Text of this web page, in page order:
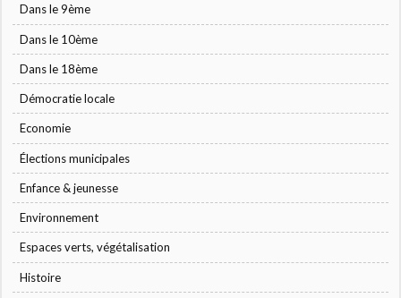
Dans le 9ème
Dans le 10ème
Dans le 18ème
Démocratie locale
Economie
Élections municipales
Enfance & jeunesse
Environnement
Espaces verts, végétalisation
Histoire